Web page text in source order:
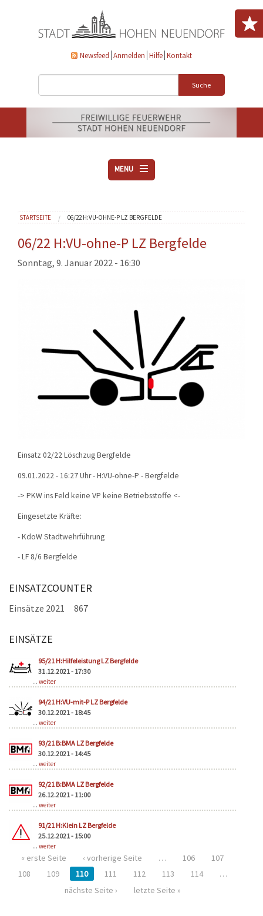
Newsfeed Anmelden Hilfe Kontakt
Suche
MENU
VEREINE
AKTUELLES
DOWNLOADS
EINSÄTZE
Sie sind hier
STARTSEITE 06/22 H:VU-OHNE-P LZ BERGFELDE
06/22 H:VU-ohne-P LZ Bergfelde
Sonntag, 9. Januar 2022 - 16:30
Einsatz 02/22 Löschzug Bergfelde
09.01.2022 - 16:27 Uhr - H:VU-ohne-P - Bergfelde
-> PKW ins Feld keine VP keine Betriebsstoffe <-
Eingesetzte Kräfte:
- KdoW Stadtwehrführung
- LF 8/6 Bergfelde
EINSATZCOUNTER
Einsätze 2021 867
EINSÄTZE
95/21 H:Hilfeleistung LZ Bergfelde
31.12.2021 - 17:30
... weiter
94/21 H:VU-mit-P LZ Bergfelde
30.12.2021 - 18:45
... weiter
93/21 B:BMA LZ Bergfelde
30.12.2021 - 14:45
... weiter
92/21 B:BMA LZ Bergfelde
26.12.2021 - 11:00
... weiter
91/21 H:Klein LZ Bergfelde
25.12.2021 - 15:00
... weiter
Seiten
« erste Seite ‹ vorherige Seite … 106
107
108
109 110 111 112 113 114
…
nächste Seite ›
letzte Seite »